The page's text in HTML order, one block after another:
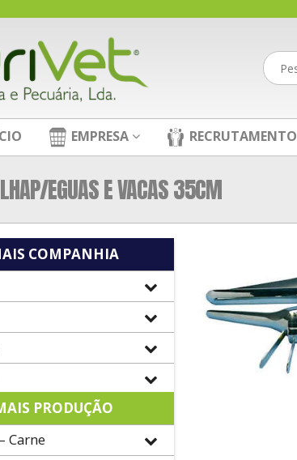
EMPRESA RECRUTAMENTO
EGUAS E VACAS 35CM
COMPANHIA
PRODUÇÃO
Carne